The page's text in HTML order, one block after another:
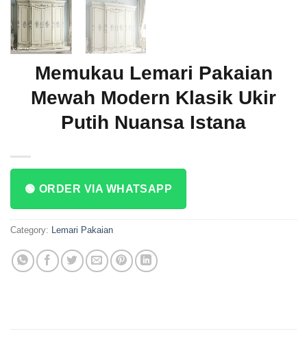
Memukau Lemari Pakaian
Mewah Modern Klasik Ukir
Putih Nuansa Istana
🟢 ORDER VIA WHATSAPP
Category: Lemari Pakaian